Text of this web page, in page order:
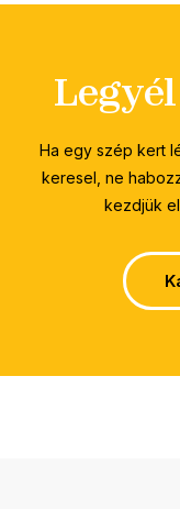
Ha egy szép kert
keresel, ne
kezdjük